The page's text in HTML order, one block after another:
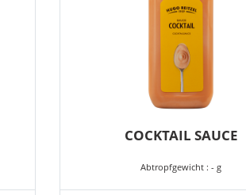
COCKTAIL SAUCE
Abtropfgewicht : - g